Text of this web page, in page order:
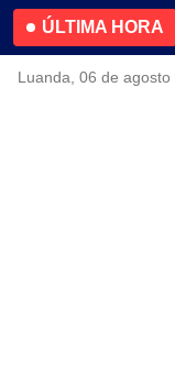
ÚLTIMA HORA
4.2%
Luanda, 06 de agosto